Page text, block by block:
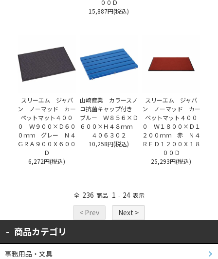
００Ｄ
15,887円(税込)
スリーエム ジャパ
ン ノーマッド カー
ペットマット４００
０ Ｗ９００×Ｄ６０
０ｍｍ グレー Ｎ４
ＧＲＡ９００Ｘ６００
Ｄ
6,272円(税込)
山崎産業 カラースノ
コ抗菌キャップ付き
ブルー Ｗ８５６×Ｄ
６００×Ｈ４８ｍｍ
４０６３０２
10,258円(税込)
スリーエム ジャパ
ン ノーマッド カー
ペットマット４００
０ Ｗ１８００×Ｄ１
２００ｍｍ 赤 Ｎ４
ＲＥＤ１２００Ｘ１８
００Ｄ
25,293円(税込)
全 236 商品 1 - 24 表示
< Prev Next >
商品カテゴリ
事務用品・文具